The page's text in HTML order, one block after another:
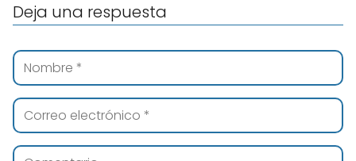
Deja una respuesta